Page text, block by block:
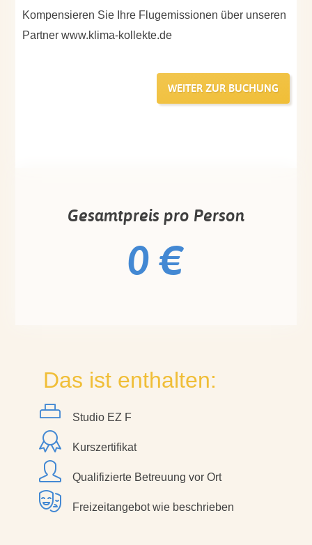
Kompensieren Sie Ihre Flugemissionen über unseren
Partner www.klima-kollekte.de
Gesamtpreis pro Person
0 €
Das ist enthalten:
Studio EZ F
Kurszertifikat
Qualifizierte Betreuung vor Ort
Freizeitangebot wie beschrieben